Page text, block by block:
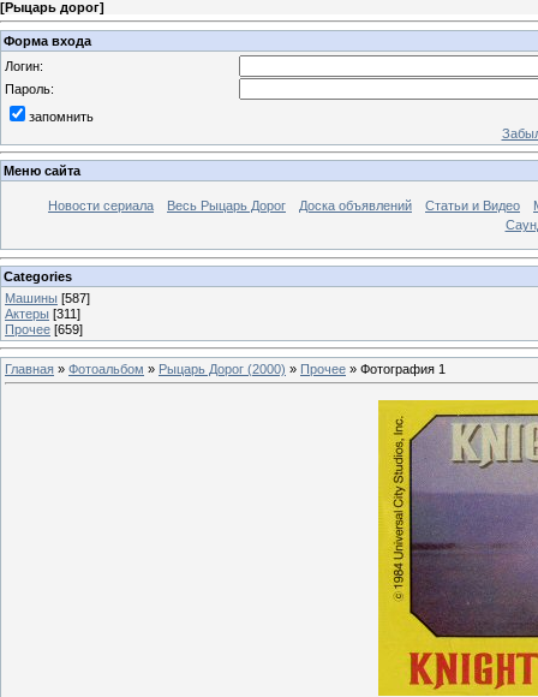
[Рыцарь дорог]
Форма входа
Логин:
Пароль:
запомнить
Меню сайта
Новости сериала Весь Рыцарь Дорог Доска объявлений Статьи и Видео
Categories
Машины [587]
Актеры [311]
Прочее [659]
Главная » Фотоальбом » Рыцарь Дорог (2000) » Прочее » Фотография 1